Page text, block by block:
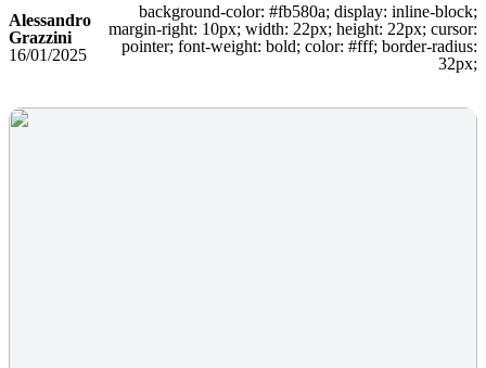
Alessandro
Grazzini
16/01/2025
background-color: #fb580a; display: inline-block;
margin-right: 10px; width: 22px; height: 22px; cursor:
pointer; font-weight: bold; color: #fff; border-radius:
32px;